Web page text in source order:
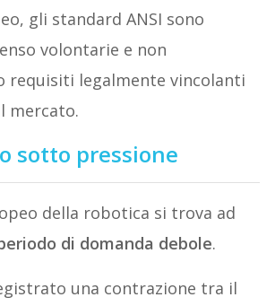
gli standard ANSI sono
volontarie e non
requisiti legalmente vincolanti
mercato.
sotto pressione
della robotica si trova ad
di domanda debole.
una contrazione tra il